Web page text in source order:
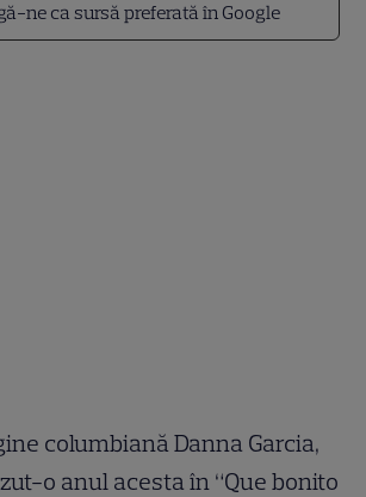
ne ca sursă preferată în Google
columbiană Danna Garcia,
o anul acesta în “Que bonito